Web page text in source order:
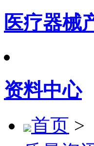
医疗器械
资料中心
首页 >